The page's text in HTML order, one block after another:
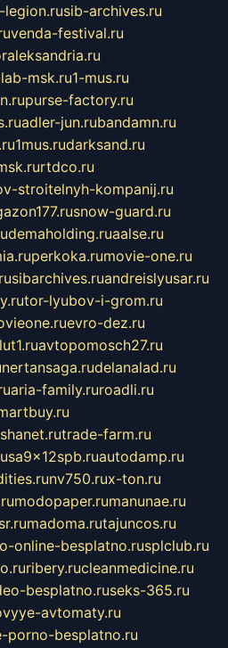
legion.rusib-archives.ru
venda-festival.ru
msk.ru1-mus.ru
purse-factory.ru
adler-jun.rubandamn.ru
1mus.rudarksand.ru
rtdco.ru
stroitelnyh-kompanij.ru
snow-guard.ru
demaholding.ruaalse.ru
perkoka.rumovie-one.ru
sibarchives.ruandreislyusar.ru
tor-lyubov-i-grom.ru
evro-dez.ru
avtopomosch27.ru
nertansaga.rudelanalad.ru
aria-family.ruroadli.ru
trade-farm.ru
autodamp.ru
nv750.rux-ton.ru
modopaper.rumanunae.ru
madoma.rutajuncos.ru
online-besplatno.rusplclub.ru
ribery.rucleanmedicine.ru
besplatno.ruseks-365.ru
avtomaty.ru
porno-besplatno.ru